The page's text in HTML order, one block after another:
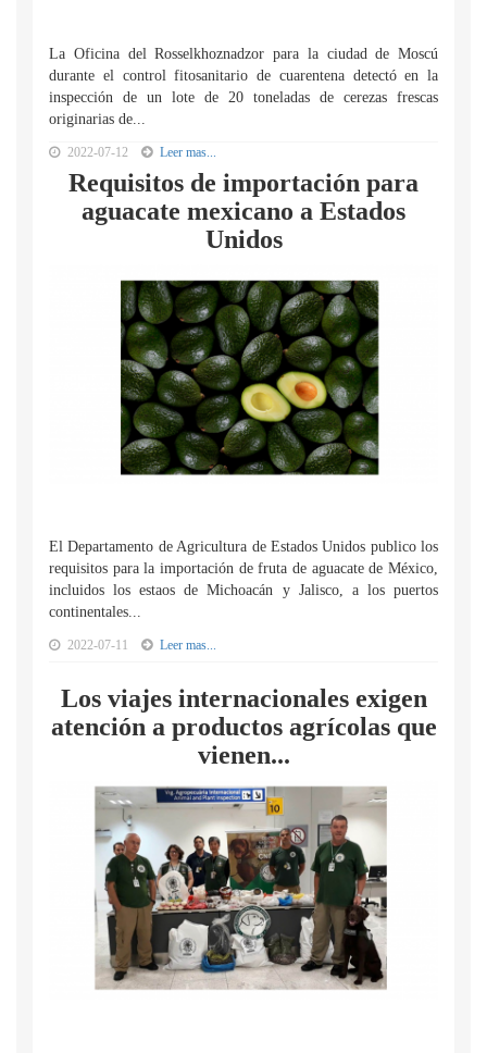
La Oficina del Rosselkhoznadzor para la ciudad de Moscú
durante el control fitosanitario de cuarentena detectó en la
inspección de un lote de 20 toneladas de cerezas frescas
originarias de...
2022-07-12 Leer mas...
Requisitos de importación para
aguacate mexicano a Estados
Unidos
El Departamento de Agricultura de Estados Unidos publico los
requisitos para la importación de fruta de aguacate de México,
incluidos los estaos de Michoacán y Jalisco, a los puertos
continentales...
2022-07-11 Leer mas...
Los viajes internacionales exigen
atención a productos agrícolas que
vienen...